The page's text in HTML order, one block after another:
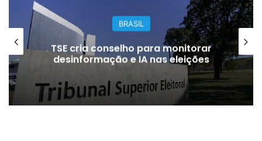
BRASIL
TSE cria conselho para monitorar
desinformação e IA nas eleições